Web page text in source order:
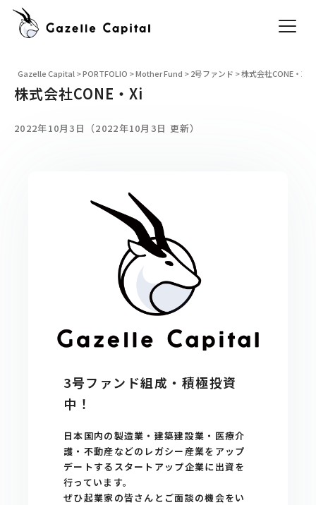
Gazelle Capital >PORTFOLIO >Mother Fund >2号ファンド >株式会社CONE・Xi
株式会社CONE・Xi
2022年10月3日（2022年10月3日 更新）
3号ファンド組成・積極投資
中！
日本国内の製造業・建築建設業・医療介
護・不動産などのレガシー産業をアップ
デートするスタートアップ企業に出資を
行っています。
ぜひ起業家の皆さんとご面談の機会をい